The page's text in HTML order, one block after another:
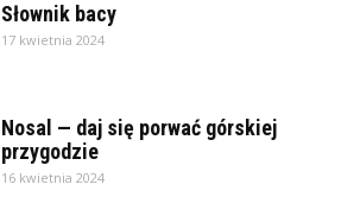
Słownik bacy
17 kwietnia 2024
Nosal — daj się porwać górskiej
przygodzie
16 kwietnia 2024